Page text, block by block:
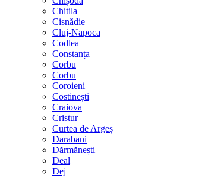
Chitila
Cisnădie
Cluj-Napoca
Codlea
Constanța
Corbu
Corbu
Coroieni
Costinești
Craiova
Cristur
Curtea de Argeș
Darabani
Dărmănești
Deal
Dej